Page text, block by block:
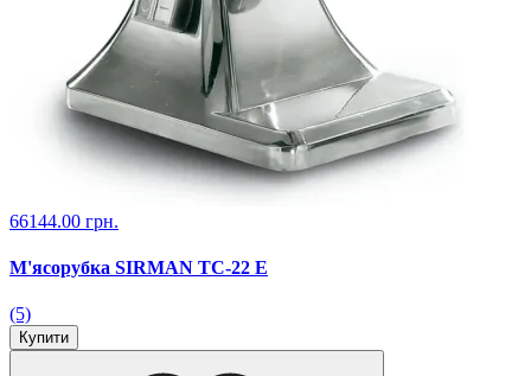
66144.00 грн.
М'ясорубка SIRMAN TC-22 Е
(5)
Купити